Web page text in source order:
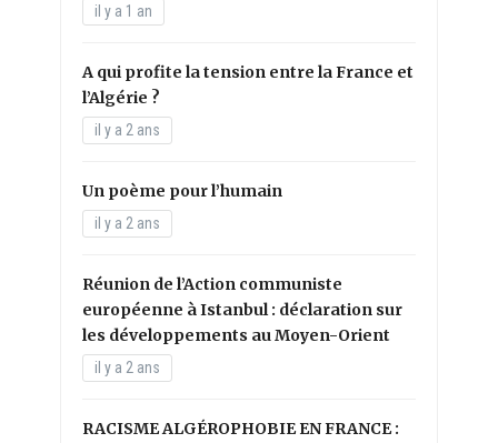
il y a 1 an
A qui profite la tension entre la France et
l’Algérie ?
il y a 2 ans
Un poème pour l’humain
il y a 2 ans
Réunion de l’Action communiste
européenne à Istanbul : déclaration sur
les développements au Moyen-Orient
il y a 2 ans
RACISME ALGÉROPHOBIE EN FRANCE :